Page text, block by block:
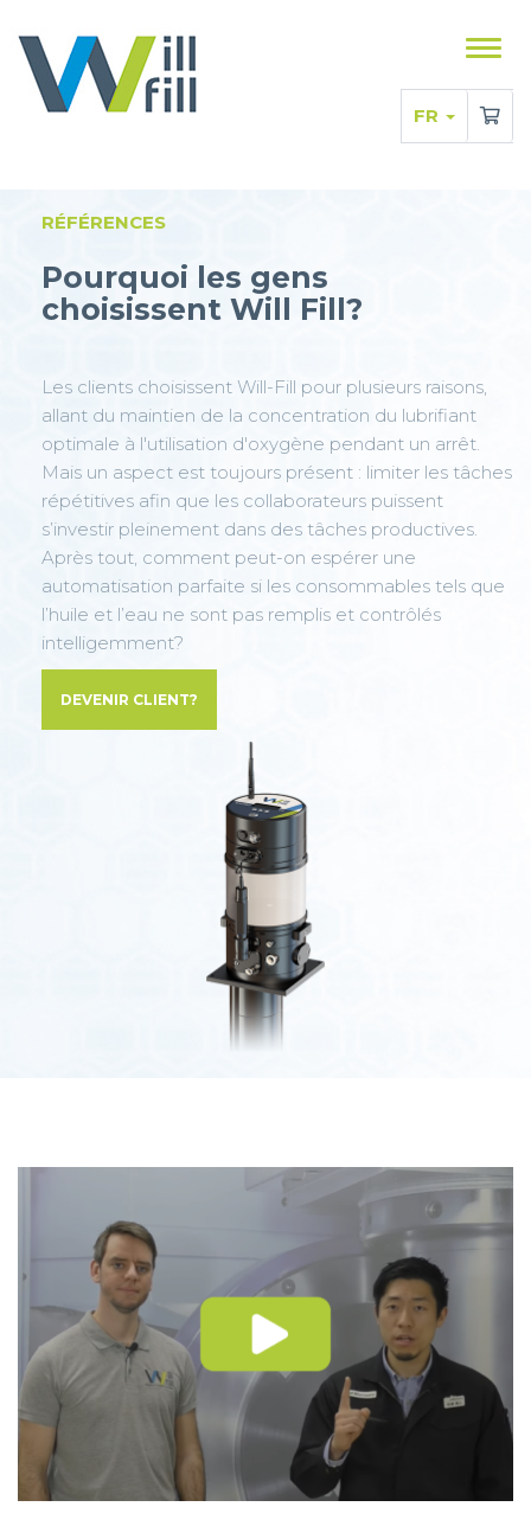
FR
RÉFÉRENCES
Pourquoi les gens
choisissent Will Fill?
Les clients choisissent Will-Fill pour plusieurs raisons,
allant du maintien de la concentration du lubrifiant
optimale à l'utilisation d'oxygène pendant un arrêt.
Mais un aspect est toujours présent : limiter les tâches
répétitives afin que les collaborateurs puissent
s’investir pleinement dans des tâches productives.
Après tout, comment peut-on espérer une
automatisation parfaite si les consommables tels que
l’huile et l’eau ne sont pas remplis et contrôlés
intelligemment?
DEVENIR CLIENT?